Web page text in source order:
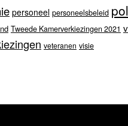
personeel personeelsbeleid
Tweede Kamerverkiezingen 2021
veteranen visie